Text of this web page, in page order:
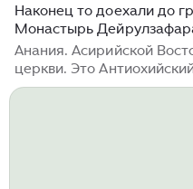
Наконец то доехали до
Монастырь
Шафрановый монастырь
Анания. Асирийской
церкви. Это Антиохийский патриархат. Много
интересного, даже я бы